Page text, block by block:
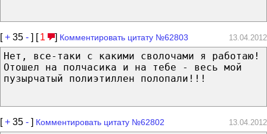
[+ 35 - ] [ 1 ] Комментировать цитату №62803 13.04.2012
Нет, все-таки с какими сволочами я работаю!
Отошел на полчасика и на тебе - весь мой
пузырчатый полиэтиллен полопали!!!
[+ 35 - ] Комментировать цитату №62802 13.04.2012